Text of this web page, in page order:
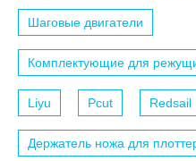
Шаговые двигатели
Комплектующие для
Liyu Pcut Redsail
Держатель ножа для